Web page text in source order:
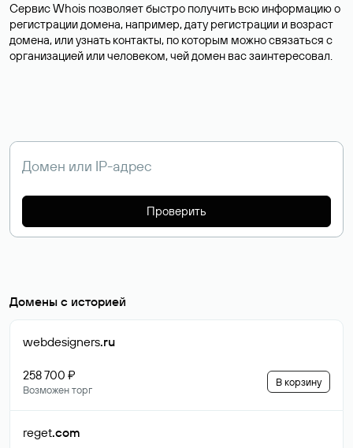
Сервис Whois позволяет быстро получить всю информацию о
регистрации домена, например, дату регистрации и возраст
домена, или узнать контакты, по которым можно связаться с
организацией или человеком, чей домен вас заинтересовал.
Проверить
Домены с историей
webdesigners.ru
258 700 ₽
Возможен торг
В корзину
reget.com